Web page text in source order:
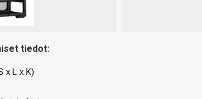
tiedot:
x L x K)